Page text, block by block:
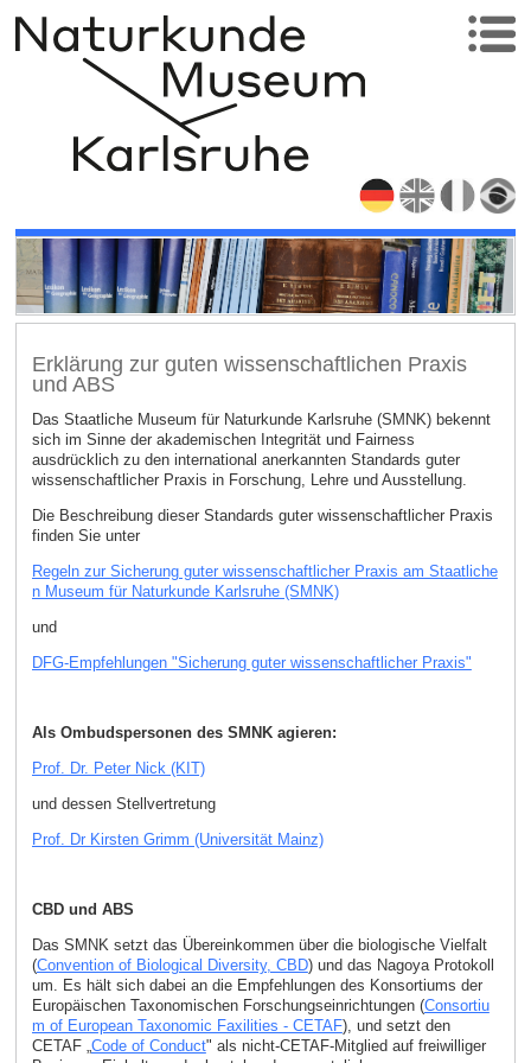
Erklärung zur guten wissenschaftlichen Praxis
und ABS
Das Staatliche Museum für Naturkunde Karlsruhe (SMNK) bekennt
sich im Sinne der akademischen Integrität und Fairness
ausdrücklich zu den international anerkannten Standards guter
wissenschaftlicher Praxis in Forschung, Lehre und Ausstellung.
Die Beschreibung dieser Standards guter wissenschaftlicher Praxis
finden Sie unter
Regeln zur Sicherung guter wissenschaftlicher Praxis am Staatliche
n Museum für Naturkunde Karlsruhe (SMNK)
und
DFG-Empfehlungen "Sicherung guter wissenschaftlicher Praxis"
Als Ombudspersonen des SMNK agieren:
Prof. Dr. Peter Nick (KIT)
und dessen Stellvertretung
Prof. Dr Kirsten Grimm (Universität Mainz)
CBD und ABS
Das SMNK setzt das Übereinkommen über die biologische Vielfalt
(Convention of Biological Diversity, CBD) und das Nagoya Protokoll
um. Es hält sich dabei an die Empfehlungen des Konsortiums der
Europäischen Taxonomischen Forschungseinrichtungen (Consortiu
m of European Taxonomic Faxilities - CETAF), und setzt den
CETAF „ Code of Conduct" als nicht-CETAF-Mitglied auf freiwilliger